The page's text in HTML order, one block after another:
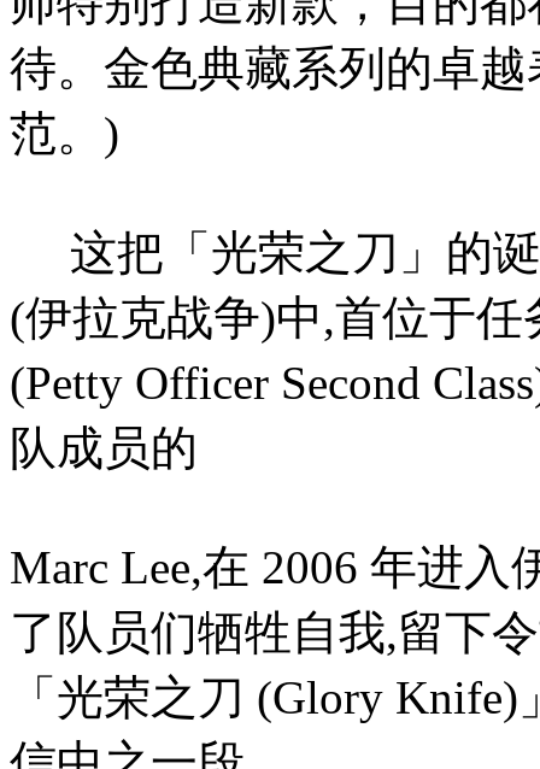
待。金色典藏系列的卓
范。)
这把「光荣之刀」的
(伊拉克战争)中,首位于
(Petty Officer Second
队成员的
Marc Lee,在 2006 年进
了队员们牺牲自我,留下
「光荣之刀 (Glory